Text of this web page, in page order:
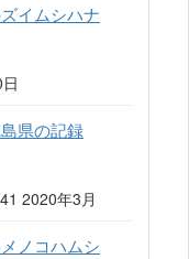
イムシハナ
県の記録
2020年3月
ノコハムシ